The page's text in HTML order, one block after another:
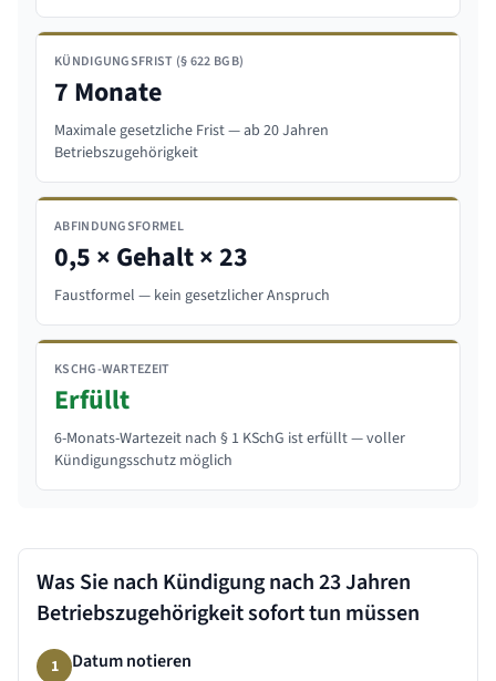
KÜNDIGUNGSFRIST (§ 622 BGB)
7 Monate
Maximale gesetzliche Frist — ab 20 Jahren
Betriebszugehörigkeit
ABFINDUNGSFORMEL
0,5 × Gehalt × 23
Faustformel — kein gesetzlicher Anspruch
KSCHG-WARTEZEIT
Erfüllt
6-Monats-Wartezeit nach § 1 KSchG ist erfüllt — voller
Kündigungsschutz möglich
Was Sie nach Kündigung nach23 Jahren
Betriebszugehörigkeit sofort tun müssen
1 Datum notieren